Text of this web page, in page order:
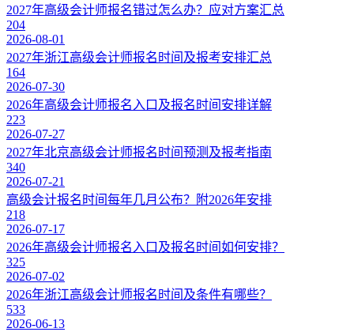
2027年高级会计师报名错过怎么办？应对方案汇总
204
2026-08-01
2027年浙江高级会计师报名时间及报考安排汇总
164
2026-07-30
2026年高级会计师报名入口及报名时间安排详解
223
2026-07-27
2027年北京高级会计师报名时间预测及报考指南
340
2026-07-21
高级会计报名时间每年几月公布？附2026年安排
218
2026-07-17
2026年高级会计师报名入口及报名时间如何安排？
325
2026-07-02
2026年浙江高级会计师报名时间及条件有哪些？
533
2026-06-13